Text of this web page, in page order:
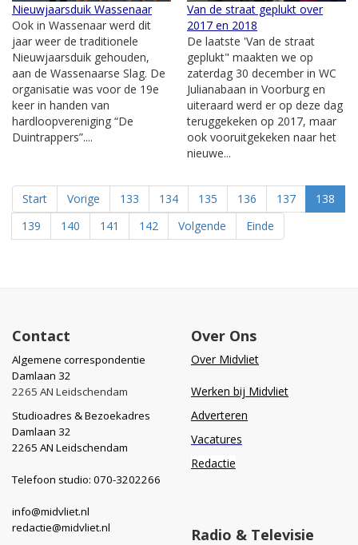
Nieuwjaarsduik Wassenaar
Ook in Wassenaar werd dit
jaar weer de traditionele
Nieuwjaarsduik gehouden,
aan de Wassenaarse Slag. De
organisatie was voor de 19e
keer in handen van
hardloopvereniging “De
Duintrappers”....
Van de straat geplukt over
2017 en 2018
De laatste 'Van de straat
geplukt" maakten we op
zaterdag 30 december in WC
Julianabaan in Voorburg en
uiteraard werd er op deze dag
teruggekeken op 2017, maar
ook vooruitgekeken naar het
nieuwe...
Start Vorige 133 134 135 136 137
138
139
140 141 142 Volgende Einde
Contact
Algemene correspondentie
Damlaan 32
2265 AN Leidschendam
Studioadres & Bezoekadres
Damlaan 32
2265 AN Leidschendam
Telefoon studio: 070-3202266
info@midvliet.nl
redactie@midvliet.nl
Over Ons
Over Midvliet
Werken bij Midvliet
Adverteren
Vacatures
Redactie
Radio & Televisie